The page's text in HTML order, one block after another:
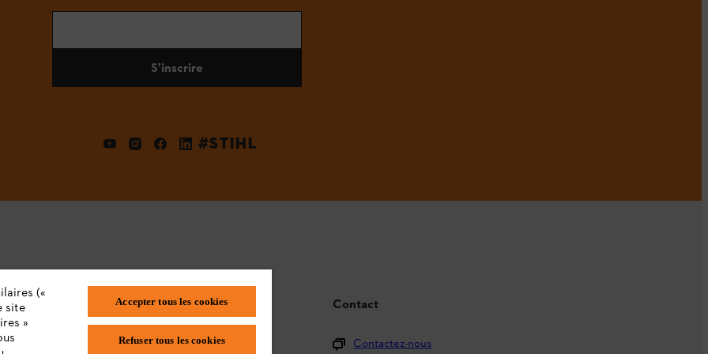
S'inscrire
#STIHL
STIHL FAQ
L'enregistrement des produits
Contact
Contactez-nous
(«
site
»
Accepter tous les cookies
Refuser tous les cookies